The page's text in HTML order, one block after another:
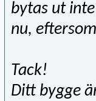
bytas ut
nu,
Tack!
Ditt bygge